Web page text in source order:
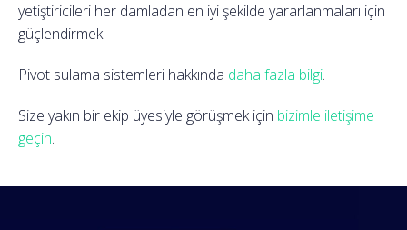
yetiştiricileri her damladan en iyi şekilde yararlanmaları için
güçlendirmek.
Pivot sulama sistemleri hakkında daha fazla bilgi.
Size yakın bir ekip üyesiyle görüşmek için bizimle iletişime
geçin.